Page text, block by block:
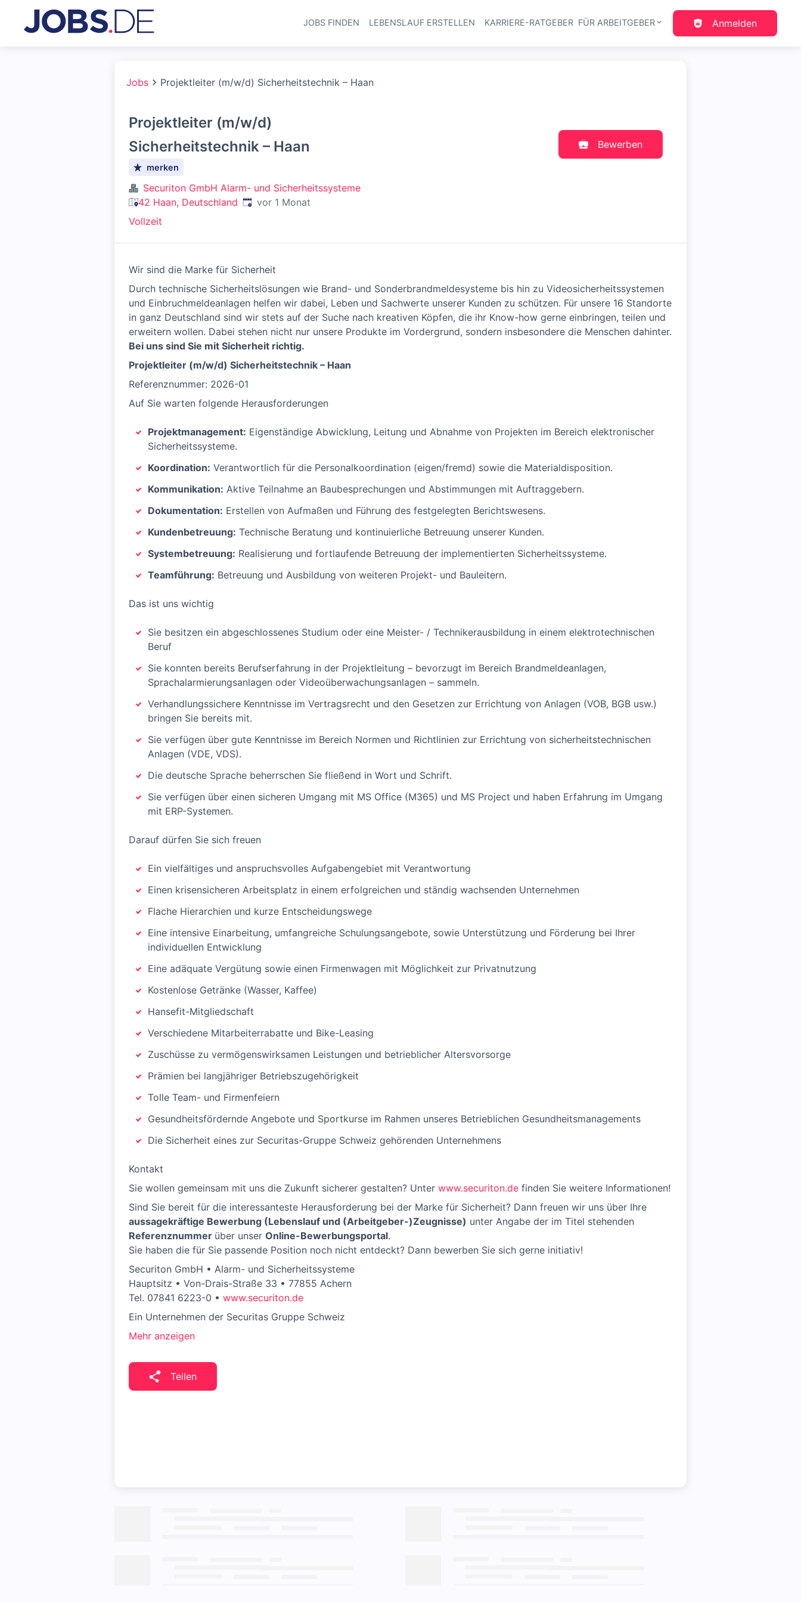
Haupt-Navigation
JOBS FINDEN LEBENSLAUF ERSTELLEN KARRIERE-RATGEBER FÜR ARBEITGEBER Anmelden
Jobs Projektleiter (m/w/d) Sicherheitstechnik – Haan
Projektleiter (m/w/d)
Sicherheitstechnik – Haan
merken
Securiton GmbH Alarm- und Sicherheitssysteme
42 Haan, Deutschland Veröffentlicht:
vor 1 Monat
Vollzeit
Bewerben
Wir sind die Marke für Sicherheit
Durch technische Sicherheitslösungen wie Brand- und Sonderbrandmeldesysteme bis hin zu Videosicherheitssystemen
und Einbruchmeldeanlagen helfen wir dabei, Leben und Sachwerte unserer Kunden zu schützen. Für unsere 16 Standorte
in ganz Deutschland sind wir stets auf der Suche nach kreativen Köpfen, die ihr Know-how gerne einbringen, teilen und
erweitern wollen. Dabei stehen nicht nur unsere Produkte im Vordergrund, sondern insbesondere die Menschen dahinter.
Bei uns sind Sie mit Sicherheit richtig.
Projektleiter (m/w/d) Sicherheitstechnik – Haan
Referenznummer: 2026-01
Auf Sie warten folgende Herausforderungen
Projektmanagement: Eigenständige Abwicklung, Leitung und Abnahme von Projekten im Bereich elektronischer
Sicherheitssysteme.
Koordination: Verantwortlich für die Personalkoordination (eigen/fremd) sowie die Materialdisposition.
Kommunikation: Aktive Teilnahme an Baubesprechungen und Abstimmungen mit Auftraggebern.
Dokumentation: Erstellen von Aufmaßen und Führung des festgelegten Berichtswesens.
Kundenbetreuung: Technische Beratung und kontinuierliche Betreuung unserer Kunden.
Systembetreuung: Realisierung und fortlaufende Betreuung der implementierten Sicherheitssysteme.
Teamführung: Betreuung und Ausbildung von weiteren Projekt- und Bauleitern.
Das ist uns wichtig
Sie besitzen ein abgeschlossenes Studium oder eine Meister- / Technikerausbildung in einem elektrotechnischen
Beruf
Sie konnten bereits Berufserfahrung in der Projektleitung – bevorzugt im Bereich Brandmeldeanlagen,
Sprachalarmierungsanlagen oder Videoüberwachungsanlagen – sammeln.
Verhandlungssichere Kenntnisse im Vertragsrecht und den Gesetzen zur Errichtung von Anlagen (VOB, BGB usw.)
bringen Sie bereits mit.
Sie verfügen über gute Kenntnisse im Bereich Normen und Richtlinien zur Errichtung von sicherheitstechnischen
Anlagen (VDE, VDS).
Die deutsche Sprache beherrschen Sie fließend in Wort und Schrift.
Sie verfügen über einen sicheren Umgang mit MS Office (M365) und MS Project und haben Erfahrung im Umgang
mit ERP-Systemen.
Darauf dürfen Sie sich freuen
Ein vielfältiges und anspruchsvolles Aufgabengebiet mit Verantwortung
Einen krisensicheren Arbeitsplatz in einem erfolgreichen und ständig wachsenden Unternehmen
Flache Hierarchien und kurze Entscheidungswege
Eine intensive Einarbeitung, umfangreiche Schulungsangebote, sowie Unterstützung und Förderung bei Ihrer
individuellen Entwicklung
Eine adäquate Vergütung sowie einen Firmenwagen mit Möglichkeit zur Privatnutzung
Kostenlose Getränke (Wasser, Kaffee)
Hansefit-Mitgliedschaft
Verschiedene Mitarbeiterrabatte und Bike-Leasing
Zuschüsse zu vermögenswirksamen Leistungen und betrieblicher Altersvorsorge
Prämien bei langjähriger Betriebszugehörigkeit
Tolle Team- und Firmenfeiern
Gesundheitsfördernde Angebote und Sportkurse im Rahmen unseres Betrieblichen Gesundheitsmanagements
Die Sicherheit eines zur Securitas-Gruppe Schweiz gehörenden Unternehmens
Kontakt
Sie wollen gemeinsam mit uns die Zukunft sicherer gestalten? Unter www.securiton.de finden Sie weitere Informationen!
Sind Sie bereit für die interessanteste Herausforderung bei der Marke für Sicherheit? Dann freuen wir uns über Ihre
aussagekräftige Bewerbung (Lebenslauf und (Arbeitgeber-)Zeugnisse) unter Angabe der im Titel stehenden
Referenznummer über unser Online-Bewerbungsportal.
Sie haben die für Sie passende Position noch nicht entdeckt? Dann bewerben Sie sich gerne initiativ!
Securiton GmbH • Alarm- und Sicherheitssysteme
Hauptsitz • Von-Drais-Straße 33 • 77855 Achern
Tel. 07841 6223-0 • www.securiton.de
Ein Unternehmen der Securitas Gruppe Schweiz
Mehr anzeigen
Teilen